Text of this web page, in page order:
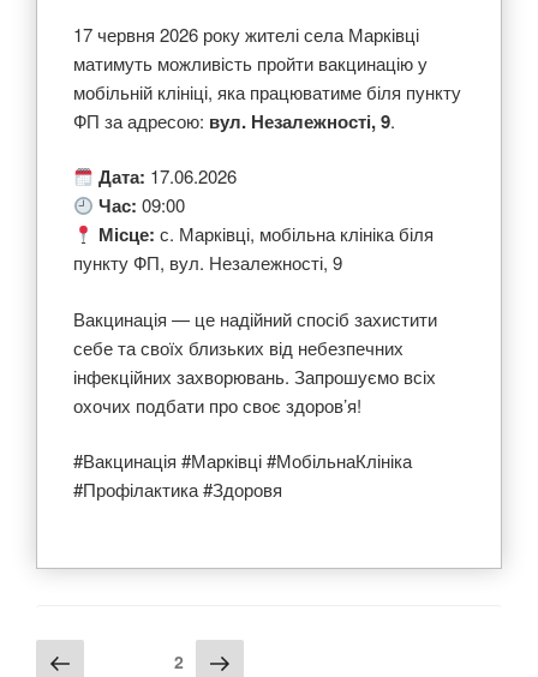
17 червня 2026 року жителі села Марківці
матимуть можливість пройти вакцинацію у
мобільній клініці, яка працюватиме біля пункту
ФП за адресою: вул. Незалежності, 9.
Дата: 17.06.2026
Час: 09:00
Місце: с. Марківці, мобільна клініка біля
пункту ФП, вул. Незалежності, 9
Вакцинація — це надійний спосіб захистити
себе та своїх близьких від небезпечних
інфекційних захворювань. Запрошуємо всіх
охочих подбати про своє здоров’я!
#Вакцинація #Марківці #МобільнаКлініка
#Профілактика #Здоровя
Навігація
Попередня
Сторінка2 Наступна